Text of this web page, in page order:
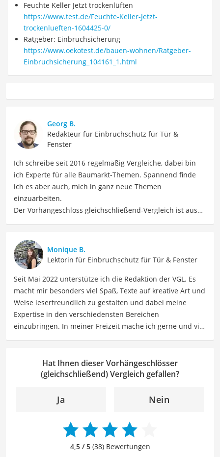
Feuchte Keller Jetzt trockenlüften
https://www.test.de/Feuchte-Keller-Jetzt-
trockenlueften-1604425-0/
Ratgeber: Einbruchsicherung
https://www.oekotest.de/bauen-wohnen/Ratgeber-
Einbruchsicherung_104161_1.html
Georg B.
Redakteur für Einbruchschutz für Tür &
Fenster
Ich schreibe seit 2016 regelmäßig Vergleiche, dabei bin
ich Experte für alle Baumarkt-Themen. Spannend finde
ich es aber auch, mich in ganz neue Themen
einzuarbeiten.
Der Vorhängeschloss gleichschließend-Vergleich ist aus
Monique B.
Lektorin für Einbruchschutz für Tür & Fenster
Seit Mai 2022 unterstütze ich die Redaktion der VGL. Es
macht mir besonders viel Spaß, Texte auf kreative Art und
Weise leserfreundlich zu gestalten und dabei meine
Expertise in den verschiedensten Bereichen
einzubringen. In meiner Freizeit mache ich gerne und viel
Klarheit, Verständlichkeit und stilistische Korrektheit zu
überprüfen. Mein Ziel ist es dabei, die Qualität und den
angenehme Leseerfahrung zu bieten. Durch meine
beitragen, dass die Inhalte unserer Redaktion optimal
präsentiert werden und ihre volle Wirkung entfalten.
Hat Ihnen dieser Vorhängeschlösser
(gleichschließend) Vergleich gefallen?
Ja Nein
4,5 / 5(38) Bewertungen